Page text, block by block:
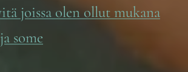
joissa olen ollut mukana
some